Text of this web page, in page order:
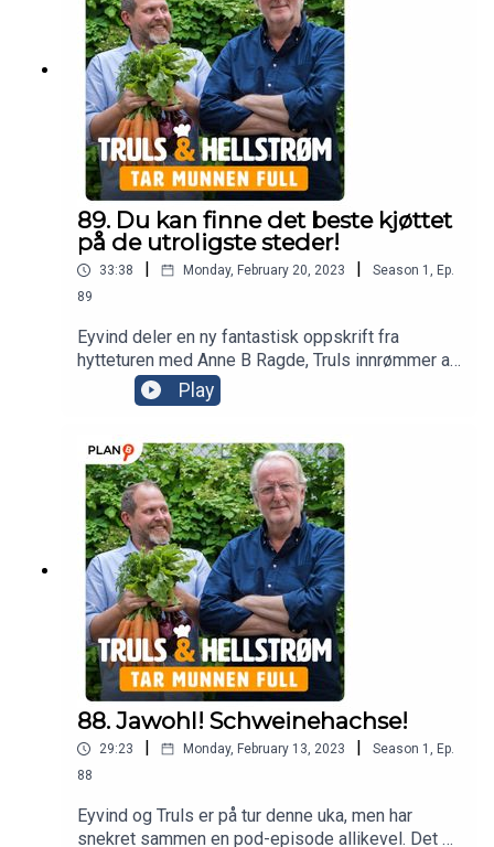
89. Du kan finne det beste kjøttet
på de utroligste steder!
33:38 | Monday, February 20, 2023 | Season 1 , Ep.
89
Eyvind deler en ny fantastisk oppskrift fra
hytteturen med Anne B Ragde, Truls innrømmer at
han har et spesielt forhold til den engelske
sennepsorten Colemans, og begge gleder seg til
deres nye pappvin kommer på polet!
Play
88. Jawohl! Schweinehachse!
29:23 Monday, February 13, 2023 Season 1 , Ep.
88
Eyvind og Truls er på tur denne uka, men har
snekret sammen en pod-episode allikevel. Det er